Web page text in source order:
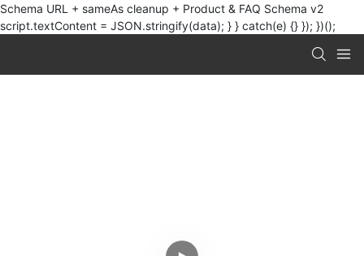
Schema URL + sameAs cleanup + Product & FAQ Schema v2
script.textContent = JSON.stringify(data); } } catch(e) {} }); })();